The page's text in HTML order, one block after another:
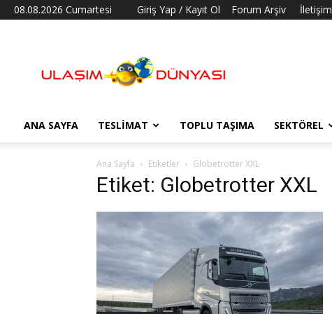
08.08.2026 Cumartesi Giriş Yap / Kayıt Ol Forum Arşiv İletişim
Dünyası
ANA SAYFA TESLIMAT TOPLU TAŞIMA SEKTÖREL
Ana Sayfa Etiketler Globetrotter XXL
Etiket: Globetrotter XXL